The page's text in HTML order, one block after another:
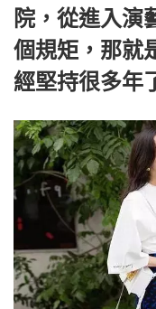
院，從進入演
個規矩，那就
經堅持很多年